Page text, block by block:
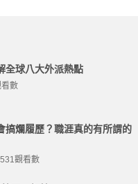
全球八大外派熱點
數
搞爛履歷？職涯真的有所謂的
觀看數